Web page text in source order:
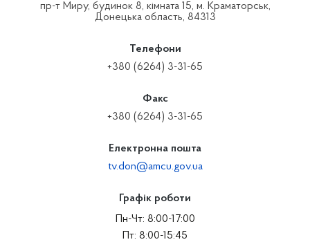
пр-т Миру, будинок 8, кімната 15, м. Краматорськ,
Донецька область, 84313
Телефони
+380 (6264) 3-31-65
Факс
+380 (6264) 3-31-65
Електронна пошта
tv.don@amcu.gov.ua
Графік роботи
Пн-Чт: 8:00-17:00
Пт: 8:00-15:45